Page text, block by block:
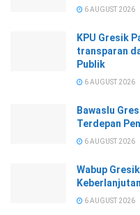
6 AUGUST 2026
KPU Gresik
transparan
Publik
6 AUGUST 2026
Bawaslu
Terdepan
6 AUGUST 2026
Wabup
6 AUGUST 2026